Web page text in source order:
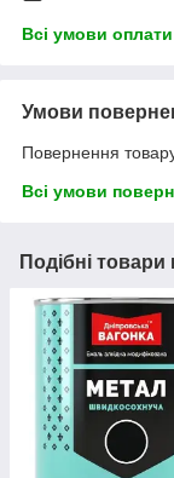
Всі умови оплати
Умови
Повернення
Всі умови
Подібні товари